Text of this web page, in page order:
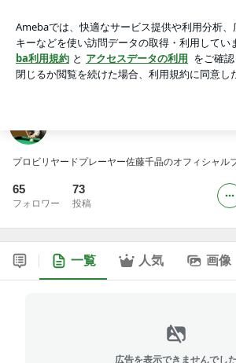
アプリをダウンロードして ブログの更新通知
ょう。
プロビリヤードプレーヤー佐藤千晶のオフィシャル
65
フォロワー
73
投稿
一覧 人気 画像
広告を表示できませんでした